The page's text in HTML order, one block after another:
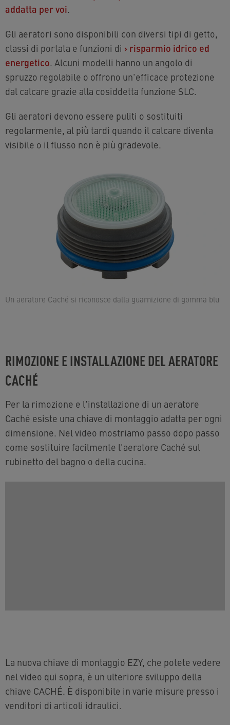
Un aeratore Caché si riconosce dalla guarnizione di gomma blu
addatta per voi.
Gli aeratori sono disponibili con diversi tipi di getto,
classi di portata e funzioni di › risparmio idrico ed
energetico. Alcuni modelli hanno un angolo di
spruzzo regolabile o offrono un'efficace protezione
dal calcare grazie alla cosiddetta funzione SLC.
Gli aeratori devono essere puliti o sostituiti
regolarmente, al più tardi quando il calcare diventa
visibile o il flusso non è più gradevole.
RIMOZIONE E INSTALLAZIONE DEL AERATORE
CACHÉ
Per la rimozione e l'installazione di un aeratore
Caché esiste una chiave di montaggio adatta per ogni
dimensione. Nel video mostriamo passo dopo passo
come sostituire facilmente l'aeratore Caché sul
rubinetto del bagno o della cucina.
La nuova chiave di montaggio EZY, che potete vedere
nel video qui sopra, è un ulteriore sviluppo della
chiave CACHÉ. È disponibile in varie misure presso i
venditori di articoli idraulici.